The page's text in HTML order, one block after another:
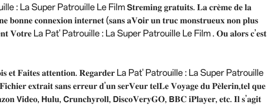
: La Super Patrouille Le Film 𝗦𝐭𝐫𝐞𝐦𝐢𝐧𝐠 𝐠𝐫𝐚𝐭𝐮𝐢𝐭𝐬. 𝐋𝐚 𝐜𝐫𝐞̀𝐦𝐞 𝐝𝐞 𝐥𝐚
𝐛𝐨𝐧𝐧𝐞 𝐜𝐨𝐧𝐧𝐞𝐱𝐢𝐨𝐧 𝐢𝐧𝐭𝐞𝐫𝐧𝐞𝐭 (𝐬𝐚𝐧𝐬 𝐚𝐕𝗼𝐢𝐫 𝐮𝐧 𝐭𝐫𝐮𝐜 𝐦𝐨𝐧𝐬𝐭𝐫𝐮𝐞𝐮𝐱 𝐧𝐨𝐧 𝐩𝐥𝐮𝐬
𝐕𝐨𝐭𝐫𝐞 La Pat' Patrouille : La Super Patrouille Le Film . 𝐎𝐮 𝐚𝐥𝐨𝐫𝐬 𝐜’𝐞𝐬𝐭
𝐞𝐭 𝐅𝐚𝐢𝐭𝐞𝐬 𝐚𝐭𝐭𝐞𝐧𝐭𝐢𝐨𝐧. 𝐑𝐞𝐠𝐚𝐫𝐝𝐞𝐫 La Pat' Patrouille : La Super Patrouille
𝐞𝐱𝐭𝐫𝐚𝐢𝐭 𝐬𝐚𝐧𝐬 𝐞𝐫𝐫𝐞𝐮𝐫 𝐝’𝐮𝐧 𝐬𝐞𝐫𝐕𝐞𝐮𝐫 𝐭𝐞𝐥𝐋𝐞 𝐕𝐨𝐲𝐚𝐠𝐞 𝐝𝐮 𝐏𝐞̀𝐥𝐞𝐫𝐢𝐧,𝐭𝐞𝐥 𝐪𝐮𝐞
𝗩𝐢𝐝𝐞𝐨, 𝗛𝐮𝐥𝐮, 𝗖𝐫𝐮𝐧𝐜𝐡𝐲𝐫𝐨𝐥𝐥, 𝗗𝐢𝐬𝐜𝐨𝐕𝐞𝐫𝐲𝐆𝐎, 𝗕𝐁𝐂 𝐢𝐏𝐥𝐚𝐲𝐞𝐫, 𝐞𝐭𝐜. 𝐈𝐥 𝐬’𝐚𝐠𝐢𝐭